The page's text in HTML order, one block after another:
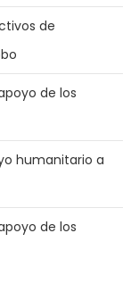
de
de los
humanitario a
de los